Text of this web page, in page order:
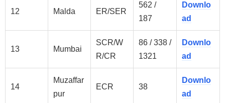
12 Malda ER/SER
562 /
187
Downlo
ad
13 Mumbai
SCR/W
R/CR
86 / 338 /
1321
Downlo
ad
14
Muzaffar
pur
ECR 38
Downlo
ad